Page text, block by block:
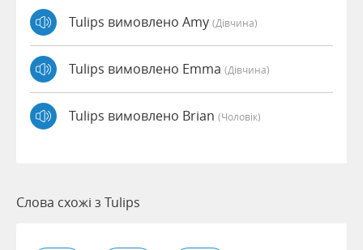
Tulips вимовлено Amy (дівчина)
Tulips вимовлено Emma (дівчина)
Tulips вимовлено Brian (чоловік)
Слова схожі з Tulips